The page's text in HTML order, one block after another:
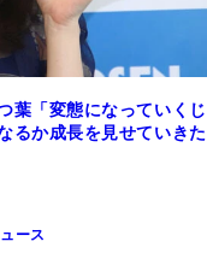
葉「変態になっていくじ
るか成長を見せていきた
ース